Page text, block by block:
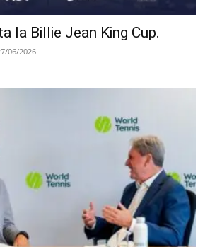
la Billie Jean King Cup.
06/2026